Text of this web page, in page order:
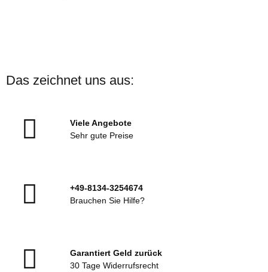
Das zeichnet uns aus:
Viele Angebote
Sehr gute Preise
+49-8134-3254674
Brauchen Sie Hilfe?
Garantiert Geld zurück
30 Tage Widerrufsrecht